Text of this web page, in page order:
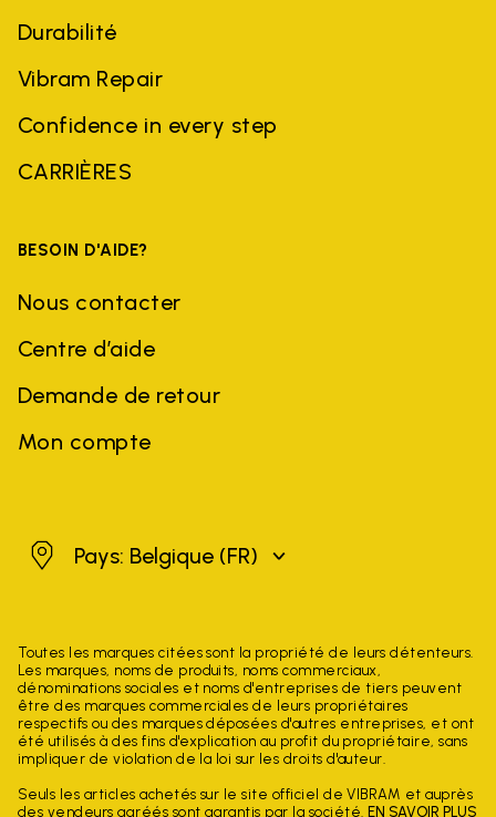
Durabilité
Vibram Repair
Confidence in every step
CARRIÈRES
BESOIN D'AIDE?
Nous contacter
Centre d’aide
Demande de retour
Mon compte
BelgiquePays: Belgique (FR)
Toutes les marques citées sont la propriété de leurs détenteurs.
Les marques, noms de produits, noms commerciaux,
dénominations sociales et noms d'entreprises de tiers peuvent
être des marques commerciales de leurs propriétaires
respectifs ou des marques déposées d'autres entreprises, et ont
été utilisés à des fins d'explication au profit du propriétaire, sans
impliquer de violation de la loi sur les droits d'auteur.
Seuls les articles achetés sur le site officiel de VIBRAM et auprès
des vendeurs agréés sont garantis par la société. EN SAVOIR PLUS